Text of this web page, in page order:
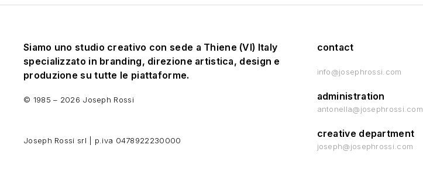
Siamo uno studio creativo con sede a Thiene (VI) Italy
specializzato in branding, direzione artistica, design e
produzione su tutte le piattaforme.
© 1985 – 2026 Joseph Rossi
Joseph Rossi srl | p.iva 0478922230000
contact
info@josephrossi.com
administration
antonella@josephrossi.com
creative department
joseph@josephrossi.com